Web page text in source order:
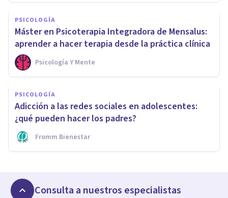
PSICOLOGÍA
Máster en Psicoterapia Integradora de Mensalus:
aprender a hacer terapia desde la práctica clínica
Psicología Y Mente
PSICOLOGÍA
Adicción a las redes sociales en adolescentes:
¿qué pueden hacer los padres?
Fromm Bienestar
Consulta a nuestros especialistas